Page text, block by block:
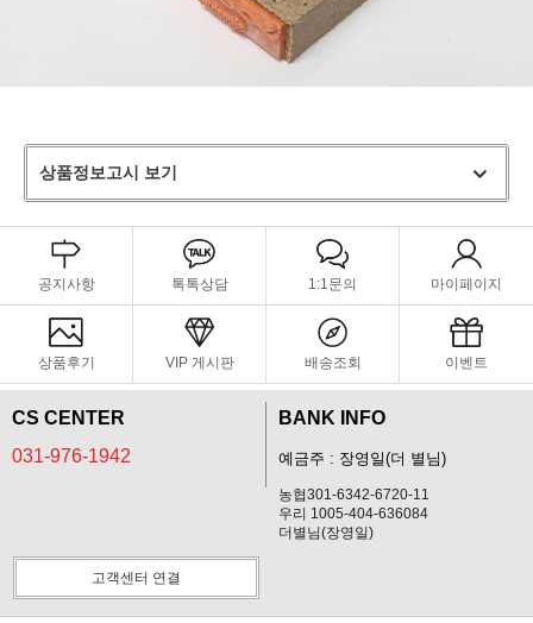
상품정보고시 보기
공지사항 톡톡상담 1:1문의 마이페이지
상품후기 VIP 게시판 배송조회 이벤트
CS CENTER
031-976-1942
BANK INFO
예금주 : 장영일(더 별님)
농협301-6342-6720-11
우리 1005-404-636084
더별님(장영일)
고객센터 연결